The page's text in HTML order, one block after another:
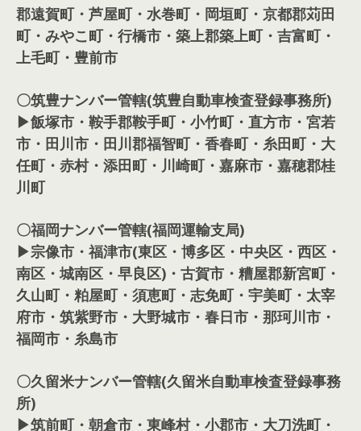
郡遠賀町・芦屋町・水巻町・岡垣町・京都郡苅田
町・みやこ町・行橋市・築上郡築上町・吉富町・
上毛町・豊前市
〇筑豊ナンバー管轄(筑豊自動車検査登録事務所)
▶飯塚市・鞍手郡鞍手町・小竹町・直方市・宮若
市・田川市・田川郡福智町・香春町・糸田町・大
任町・赤村・添田町・川崎町・嘉麻市・嘉穂郡桂
川町
〇福岡ナンバー管轄(福岡運輸支局)
▶宗像市・福津市(東区・博多区・中央区・西区・
南区・城南区・早良区)・古賀市・糟屋郡新宮町・
久山町・粕屋町・須恵町・志免町・宇美町・太宰
府市・筑紫野市・大野城市・春日市・那珂川市・
福岡市・糸島市
〇久留米ナンバー管轄(久留米自動車検査登録事務
所)
▶筑前町・朝倉市・東峰村・小郡市・大刀洗町・